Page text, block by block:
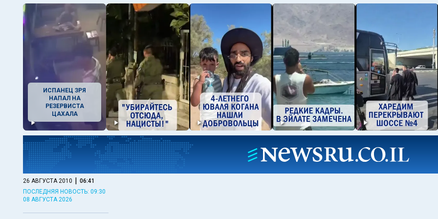
ИСПАНЕЦ ЗРЯ
НАПАЛ НА
РЕЗЕРВИСТА
ЦАХАЛА
26 АВГУСТА 2010 | 06:41
ПОСЛЕДНЯЯ НОВОСТЬ: 09:30
08 АВГУСТА 2026